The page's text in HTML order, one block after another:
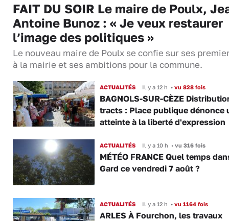
FAIT DU SOIR Le maire de Poulx,
Antoine Bunoz : « Je veux restaurer
l’image des politiques »
Le nouveau maire de Poulx se confie sur ses
à la mairie et ses ambitions pour la commune.
ACTUALITÉS Il y a 12 h •vu 828 fois
BAGNOLS-SUR-CÈZE
tracts : Place publique dénonce
atteinte à la liberté d'expression
ACTUALITÉS Il y a 10 h •vu 316 fois
MÉTÉO FRANCE Quel temps
Gard ce vendredi 7 août ?
ACTUALITÉS Il y a 12 h •vu 1164 fois
ARLES À Fourchon, les travaux